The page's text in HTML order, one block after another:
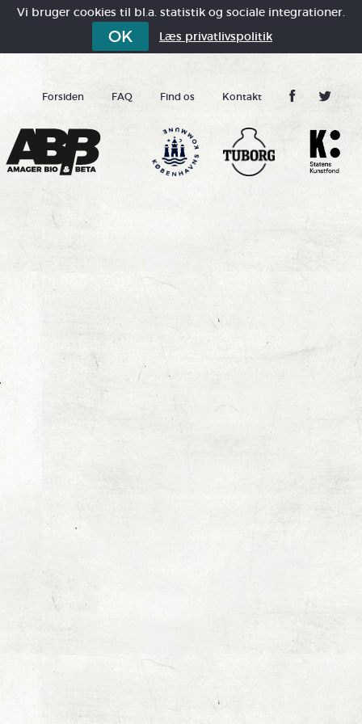
Vi bruger cookies til bl.a. statistik og sociale integrationer.
OK Læs privatlivspolitik
Forsiden FAQ Find os Kontakt